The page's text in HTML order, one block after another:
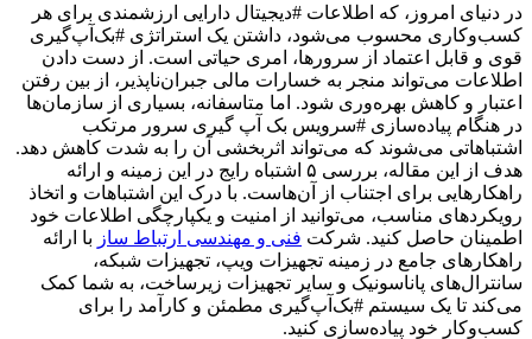
در دنیای امروز، که اطلاعات #دیجیتال دارایی ارزشمندی برای هر
کسب‌وکاری محسوب می‌شود، داشتن یک استراتژی #بک‌آپ‌گیری
قوی و قابل اعتماد از سرورها، امری حیاتی است. از دست دادن
اطلاعات می‌تواند منجر به خسارات مالی جبران‌ناپذیر، از بین رفتن
اعتبار و کاهش بهره‌وری شود. اما متاسفانه، بسیاری از سازمان‌ها
در هنگام پیاده‌سازی #سرویس بک آپ گیری سرور مرتکب
اشتباهاتی می‌شوند که می‌تواند اثربخشی آن را به شدت کاهش دهد.
هدف از این مقاله، بررسی ۵ اشتباه رایج در این زمینه و ارائه
راهکارهایی برای اجتناب از آن‌هاست. با درک این اشتباهات و اتخاذ
رویکردهای مناسب، می‌توانید از امنیت و یکپارچگی اطلاعات خود
اطمینان حاصل کنید. شرکت فنی و مهندسی ارتباط ساز با ارائه
راهکارهای جامع در زمینه تجهیزات ویپ، تجهیزات شبکه،
سانترال‌های پاناسونیک و سایر تجهیزات زیرساخت، به شما کمک
می‌کند تا یک سیستم #بک‌آپ‌گیری مطمئن و کارآمد را برای
کسب‌وکار خود پیاده‌سازی کنید.